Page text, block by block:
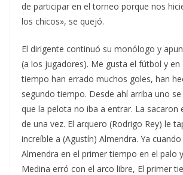
de participar en el torneo porque nos
los chicos», se quejó.
El dirigente continuó su monólogo y
(a los jugadores). Me gusta el fútbol y en
tiempo han errado muchos goles, han
segundo tiempo. Desde ahí arriba uno
que la pelota no iba a entrar. La sacaron
de una vez. El arquero (Rodrigo Rey) le
increíble a (Agustín) Almendra. Ya
Almendra en el primer tiempo en el palo
Medina erró con el arco libre, El primer